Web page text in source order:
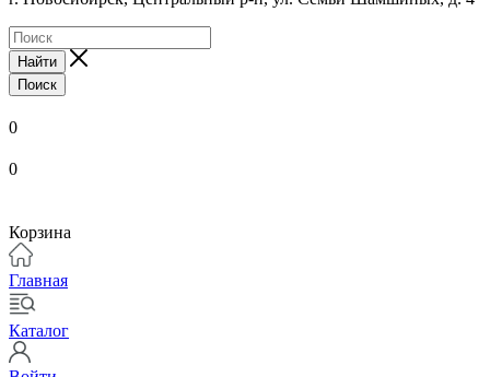
Найти
Поиск
0
0
Корзина
Главная
Каталог